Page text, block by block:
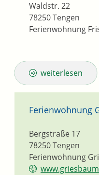
Ferienwohnung
Waldstr. 22
78250Tengen
weiterlesen
Ferienwohnung
Ferienwohnung
Bergstraße 17
78250Tengen